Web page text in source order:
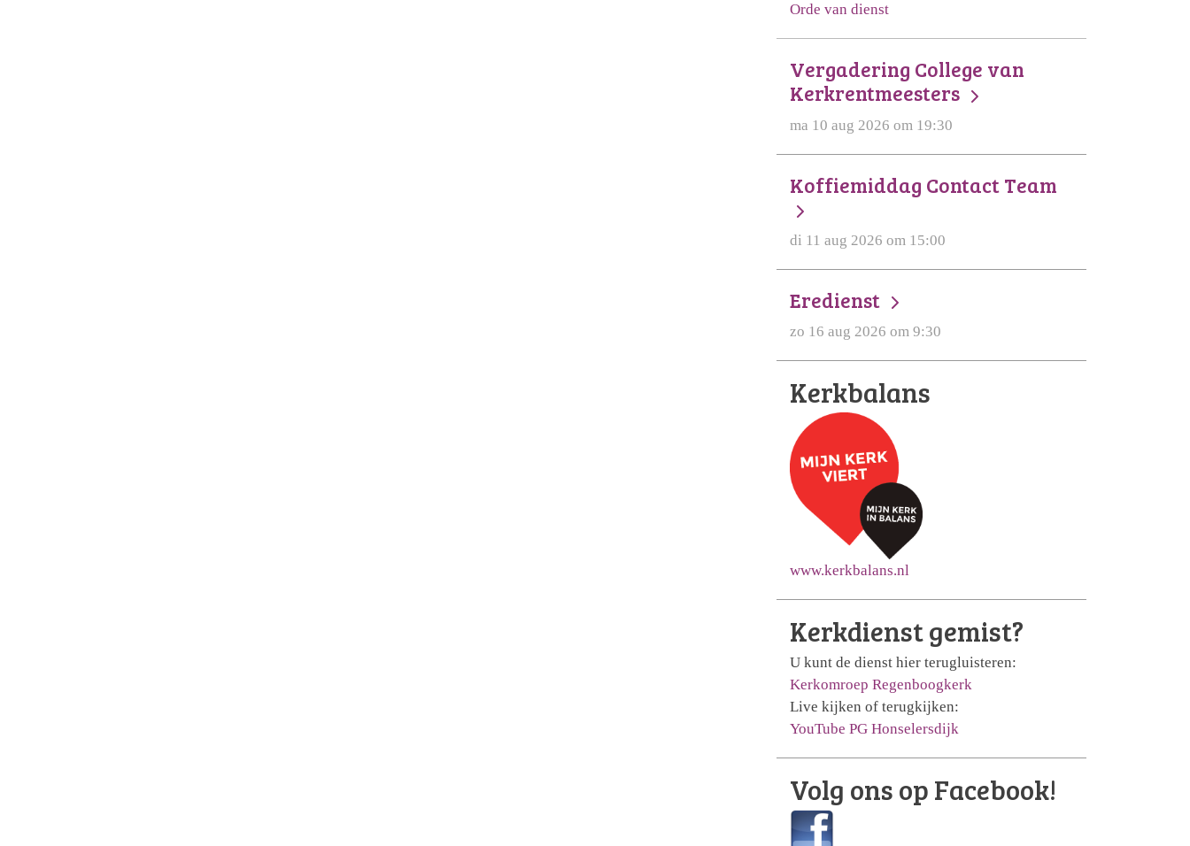
Orde van dienst
Vergadering College van
Kerkrentmeesters
ma 10 aug 2026 om 19:30
Koffiemiddag Contact Team
di 11 aug 2026 om 15:00
Eredienst
zo 16 aug 2026 om 9:30
Kerkbalans
www.kerkbalans.nl
Kerkdienst gemist?
U kunt de dienst hier terugluisteren:
Kerkomroep Regenboogkerk
Live kijken of terugkijken:
YouTube PG Honselersdijk
Volg ons op Facebook!